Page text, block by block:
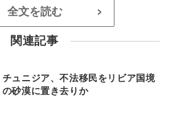
全文を読む >
関連記事
チュニジア、不法移民をリビア国境
の砂漠に置き去りか